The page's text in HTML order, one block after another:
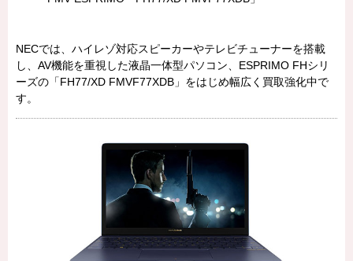
NECでは、ハイレゾ対応スピーカーやテレビチューナーを搭載
し、AV機能を重視した液晶一体型パソコン、ESPRIMO FHシリ
ーズの「FH77/XD FMVF77XDB」をはじめ幅広く買取強化中で
す。